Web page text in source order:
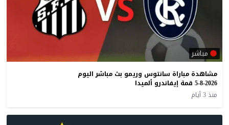
مباشر
مشاهدة مباراة سانتوس وريمو بث مباشر اليوم
5-8-2026 قمة إيفاندرو ألميدا
منذ 3 أيام